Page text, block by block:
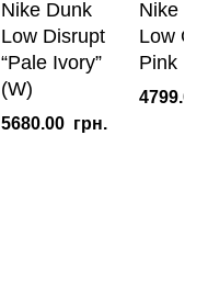
Nike Dunk
Low Disrupt
“Pale Ivory”
(W)
5680.00 грн.
Nike
Low
Pink
4799.00